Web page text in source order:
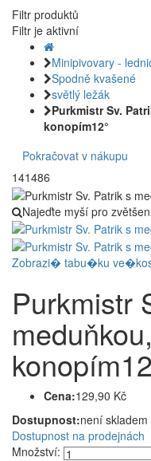
Filtr produktů
Filtr je aktivní
Minipivovary -
Spodně kvašené
světlý ležák
Purkmistr Sv.
konopím12°
Pokračovat v nákupu
141486
Najeďte myší pro
Zobrazi� tabu�ku
Purkmistr
Cena:129,90 Kč
Dostupnost:není skladem
Dostupnost na prodejnách
Množství: